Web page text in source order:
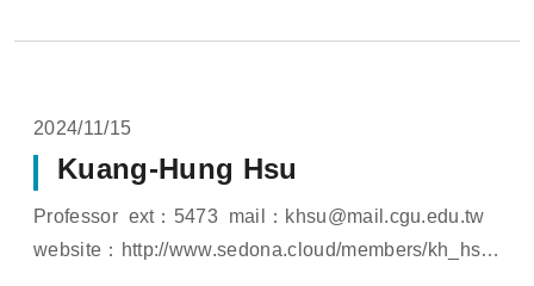
website：https://pure.lib.cgu.edu.tw/en/perso...
2024/11/15
Kuang-Hung Hsu
Professor ext：5473 mail：khsu@mail.cgu.edu.tw
website：http://www.sedona.cloud/members/kh_hsu